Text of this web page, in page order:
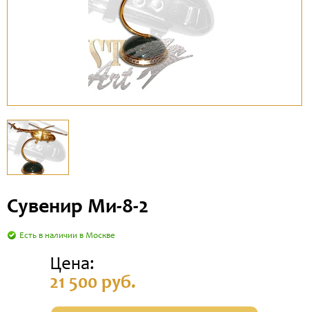
Сувенир Ми-8-2
Есть в наличии в Москве
Цена:
21 500 руб.